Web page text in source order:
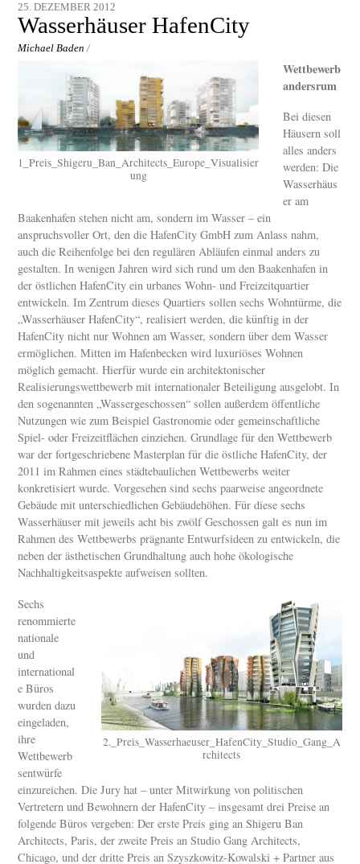
25. DEZEMBER 2012
Wasserhäuser HafenCity
Michael Baden /
1_Preis_Shigeru_Ban_Architects_Europe_Visualisier
ung
Wettbewerb
andersrum
Bei diesen
Häusern soll
alles anders
werden: Die
Wasserhäus
er am
Baakenhafen stehen nicht am, sondern im Wasser – ein
anspruchsvoller Ort, den die HafenCity GmbH zum Anlass nahm,
auch die Reihenfolge bei den regulären Abläufen einmal anders zu
gestalten. In wenigen Jahren wird sich rund um den Baakenhafen in
der östlichen HafenCity ein urbanes Wohn- und Freizeitquartier
entwickeln. Im Zentrum dieses Quartiers sollen sechs Wohntürme, die
„Wasserhäuser HafenCity“, realisiert werden, die künftig in der
HafenCity nicht nur Wohnen am Wasser, sondern über dem Wasser
ermöglichen. Mitten im Hafenbecken wird luxuriöses Wohnen
möglich gemacht. Hierfür wurde ein architektonischer
Realisierungswettbewerb mit internationaler Beteiligung ausgelobt. In
den sogenannten „Wassergeschossen“ sollen außerdem öffentliche
Nutzungen wie zum Beispiel Gastronomie oder gemeinschaftliche
Spiel- oder Freizeitflächen einziehen. Grundlage für den Wettbewerb
war der fortgeschriebene Masterplan für die östliche HafenCity, der
2011 im Rahmen eines städtebaulichen Wettbewerbs weiter
konkretisiert wurde. Vorgesehen sind sechs paarweise angeordnete
Gebäude mit unterschiedlichen Gebäudehöhen. Für diese sechs
Wasserhäuser mit jeweils acht bis zwölf Geschossen galt es nun im
Rahmen des Wettbewerbs prägnante Entwurfsideen zu entwickeln, die
neben der ästhetischen Grundhaltung auch hohe ökologische
Nachhaltigkeitsaspekte aufweisen sollten.
2._Preis_Wasserhaeuser_HafenCity_Studio_Gang_A
rchitects
Sechs
renommierte
nationale
und
international
e Büros
wurden dazu
eingeladen,
ihre
Wettbewerb
sentwürfe
einzureichen. Die Jury hat – unter Mitwirkung von politischen
Vertretern und Bewohnern der HafenCity – insgesamt drei Preise an
folgende Büros vergeben: Der erste Preis ging an Shigeru Ban
Architects, Paris, der zweite Preis an Studio Gang Architects,
Chicago, und der dritte Preis an Szyszkowitz-Kowalski + Partner aus